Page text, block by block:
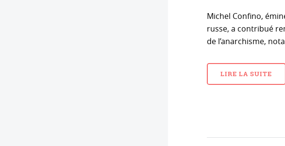
Michel Confino,
russe, a contribué
de l’anarchisme,
LIRE LA SUITE